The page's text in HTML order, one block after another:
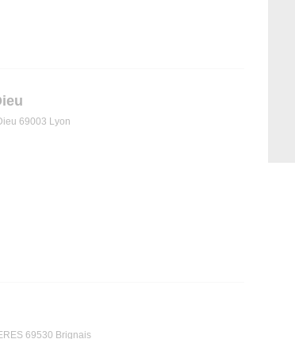
69003 Lyon
69530 Brignais